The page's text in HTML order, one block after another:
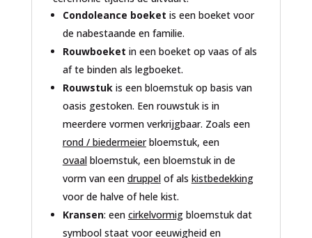
Condoleance boeket is een boeket voor
de nabestaande en familie.
Rouwboeket in een boeket op vaas of als
af te binden als legboeket.
Rouwstukis een bloemstuk op basis van
oasis gestoken. Een rouwstuk is in
meerdere vormen verkrijgbaar. Zoals een
rond / biedermeierbloemstuk, een
ovaalbloemstuk, een bloemstuk in de
vorm van een druppelof als kistbedekking
voor de halve of hele kist.
Kransen: een cirkelvormigbloemstuk dat
symbool staat voor eeuwigheid en